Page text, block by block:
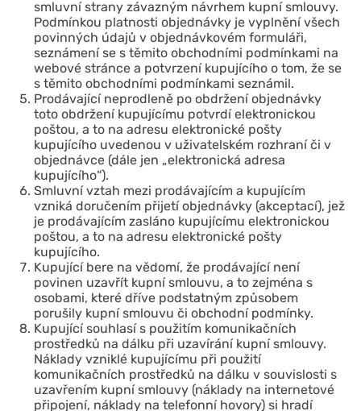
smluvní strany závazným návrhem kupní smlouvy.
Podmínkou platnosti objednávky je vyplnění všech
povinných údajů v objednávkovém formuláři,
seznámení se s těmito obchodními podmínkami na
webové stránce a potvrzení kupujícího o tom, že se
s těmito obchodními podmínkami seznámil.
Prodávající neprodleně po obdržení objednávky
toto obdržení kupujícímu potvrdí elektronickou
poštou, a to na adresu elektronické pošty
kupujícího uvedenou v uživatelském rozhraní či v
objednávce (dále jen „elektronická adresa
kupujícího“).
Smluvní vztah mezi prodávajícím a kupujícím
vzniká doručením přijetí objednávky (akceptací), jež
je prodávajícím zasláno kupujícímu elektronickou
poštou, a to na adresu elektronické pošty
kupujícího.
Kupující bere na vědomí, že prodávající není
povinen uzavřít kupní smlouvu, a to zejména s
osobami, které dříve podstatným způsobem
porušily kupní smlouvu či obchodní podmínky.
Kupující souhlasí s použitím komunikačních
prostředků na dálku při uzavírání kupní smlouvy.
Náklady vzniklé kupujícímu při použití
komunikačních prostředků na dálku v souvislosti s
uzavřením kupní smlouvy (náklady na internetové
připojení, náklady na telefonní hovory) si hradí